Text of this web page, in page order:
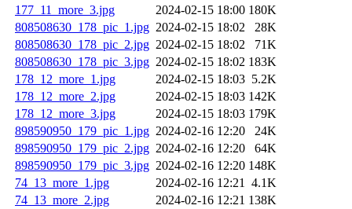
177_11_more_3.jpg
2024-02-15 18:00 180K
808508630_178_pic_1.jpg 2024-02-15 18:02
28K
808508630_178_pic_2.jpg 2024-02-15 18:02
71K
808508630_178_pic_3.jpg 2024-02-15 18:02 183K
178_12_more_1.jpg
2024-02-15 18:03 5.2K
178_12_more_2.jpg
2024-02-15 18:03 142K
178_12_more_3.jpg
2024-02-15 18:03 179K
898590950_179_pic_1.jpg 2024-02-16 12:20
24K
898590950_179_pic_2.jpg 2024-02-16 12:20
64K
898590950_179_pic_3.jpg 2024-02-16 12:20 148K
74_13_more_1.jpg
2024-02-16 12:21
4.1K
74_13_more_2.jpg
2024-02-16 12:21 138K